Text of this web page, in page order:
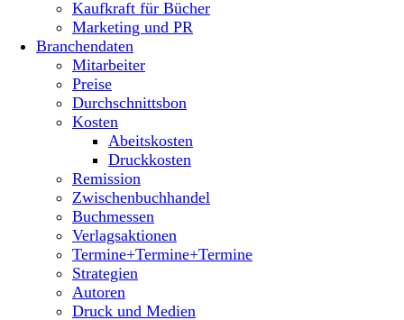
Kaufkraft für Bücher
Marketing und PR
Branchendaten
Mitarbeiter
Preise
Durchschnittsbon
Kosten
Abeitskosten
Druckkosten
Remission
Zwischenbuchhandel
Buchmessen
Verlagsaktionen
Termine+Termine+Termine
Strategien
Autoren
Druck und Medien